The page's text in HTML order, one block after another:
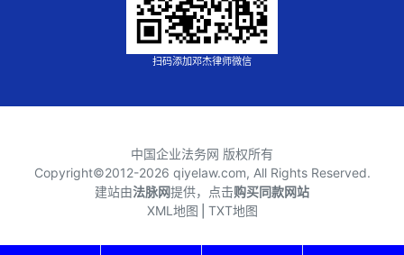
扫码添加邓杰律师微信
中国企业法务网 版权所有
Copyright©2012-2026 qiyelaw.com, All Rights Reserved.
建站由法脉网提供，点击购买同款网站
XML地图 TXT地图